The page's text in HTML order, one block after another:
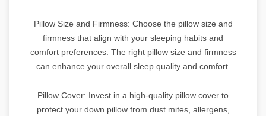
Pillow Size and Firmness: Choose the pillow size and
firmness that align with your sleeping habits and
comfort preferences. The right pillow size and firmness
can enhance your overall sleep quality and comfort.
Pillow Cover: Invest in a high-quality pillow cover to
protect your down pillow from dust mites, allergens,